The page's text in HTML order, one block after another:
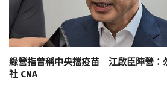
綠營指曾稱中央擋疫苗 江啟臣陣營：
社 CNA